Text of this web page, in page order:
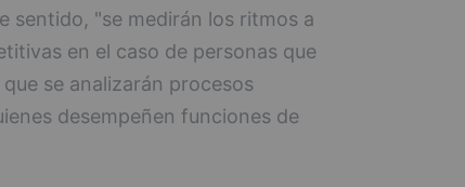
sentido, "se medirán los ritmos a
en el caso de personas que
se analizarán procesos
desempeñen funciones de